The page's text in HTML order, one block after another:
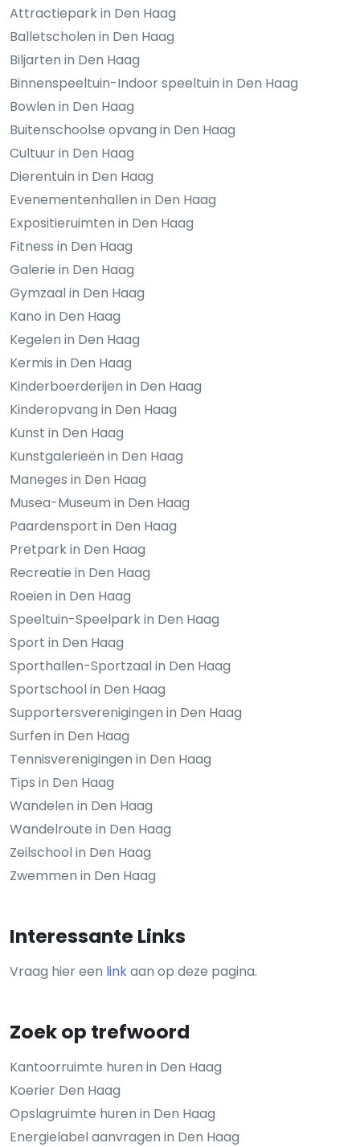
Attractiepark in Den Haag
Balletscholen in Den Haag
Biljarten in Den Haag
Binnenspeeltuin-Indoor speeltuin in Den Haag
Bowlen in Den Haag
Buitenschoolse opvang in Den Haag
Cultuur in Den Haag
Dierentuin in Den Haag
Evenementenhallen in Den Haag
Expositieruimten in Den Haag
Fitness in Den Haag
Galerie in Den Haag
Gymzaal in Den Haag
Kano in Den Haag
Kegelen in Den Haag
Kermis in Den Haag
Kinderboerderijen in Den Haag
Kinderopvang in Den Haag
Kunst in Den Haag
Kunstgalerieën in Den Haag
Maneges in Den Haag
Musea-Museum in Den Haag
Paardensport in Den Haag
Pretpark in Den Haag
Recreatie in Den Haag
Roeien in Den Haag
Speeltuin-Speelpark in Den Haag
Sport in Den Haag
Sporthallen-Sportzaal in Den Haag
Sportschool in Den Haag
Supportersverenigingen in Den Haag
Surfen in Den Haag
Tennisverenigingen in Den Haag
Tips in Den Haag
Wandelen in Den Haag
Wandelroute in Den Haag
Zeilschool in Den Haag
Zwemmen in Den Haag
Interessante Links
Vraag hier een linkaan op deze pagina.
Zoek op trefwoord
Kantoorruimte huren in Den Haag
Koerier Den Haag
Opslagruimte huren in Den Haag
Energielabel aanvragen in Den Haag